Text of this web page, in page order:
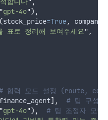
"gpt-4o"),
(stock_price=True,
표로 정리해 보여주세요" ,
협력 모드 설정 (route,
],
# 팀 구성원
"gpt-4o"),
# 팀 조정자 모델